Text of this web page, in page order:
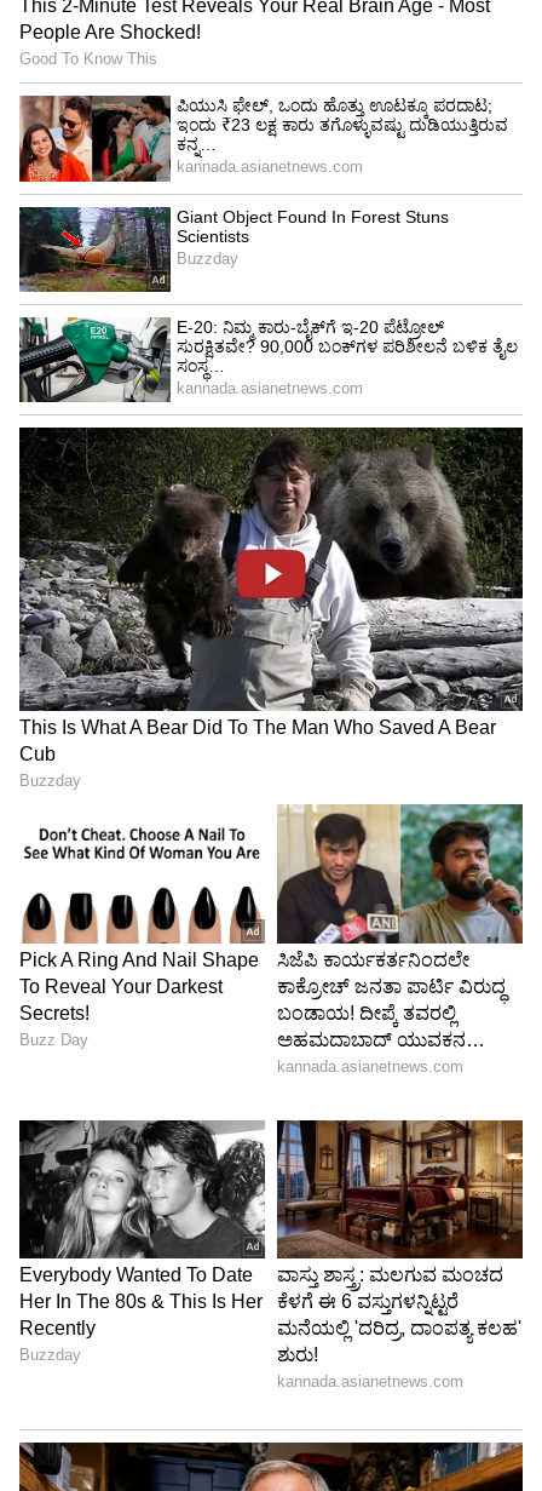
ಇನ್ನು ಕೆಟ್ಟದ್ದಾಗಿದೆ ಎಲ್‌ಎನ್‌ಜಿ ಪರಿಸ್ಥಿತಿ!
ಎಲ್‌ಎನ್‌ಜಿಗೆ ಪರಿಸ್ಥಿತಿ ಇನ್ನೂ ಕೆಟ್ಟದಾಗಿದೆ, ಏಕೆಂದರೆ
ಯಾವುದೇ ಮೀಸಲು ಸ್ಟಾಕ್ ಇಲ್ಲ. ಆದ್ದರಿಂದ, ಕಳೆದ ವರ್ಷ
ಸರ್ಕಾರವು ಎಲ್‌ಎನ್‌ಜಿ ಟರ್ಮಿನಲ್‌ಗಳು ತಮ್ಮ ಸಾಮಾನ್ಯ
ಅಗತ್ಯಗಳಿಗಿಂತ ಶೇ.10 ರಷ್ಟು ಹೆಚ್ಚು ಎಲ್‌ಎನ್‌ಜಿ
ಸಂಗ್ರಹಿಸುವಂತೆ ನಿರ್ದೇಶಿಸುವ ಕರಡು ನೀತಿಯನ್ನು
ಪರಿಚಯಿಸಿತು. ಅಗತ್ಯವಿದ್ದರೆ, ಸರ್ಕಾರವು ಸಂಗ್ರಹಣೆಯ
ನಿಯಂತ್ರಣವನ್ನು ತೆಗೆದುಕೊಳ್ಳುತ್ತದೆ. ಪೆಟ್ರೋನೆಟ್
ಎಲ್‌ಎನ್‌ಜಿಯಂತಹ ಆಮದು ಕಂಪನಿಗಳು ಈಗಾಗಲೇ ಹೊಸ
ಸಂಗ್ರಹ ಟ್ಯಾಂಕ್‌ಗಳನ್ನು ನಿರ್ಮಿಸುತ್ತಿವೆ.